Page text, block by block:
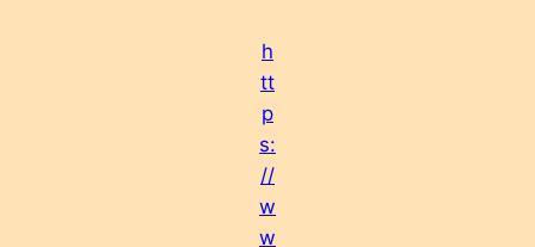
h
tt
p
s:
//
w
w